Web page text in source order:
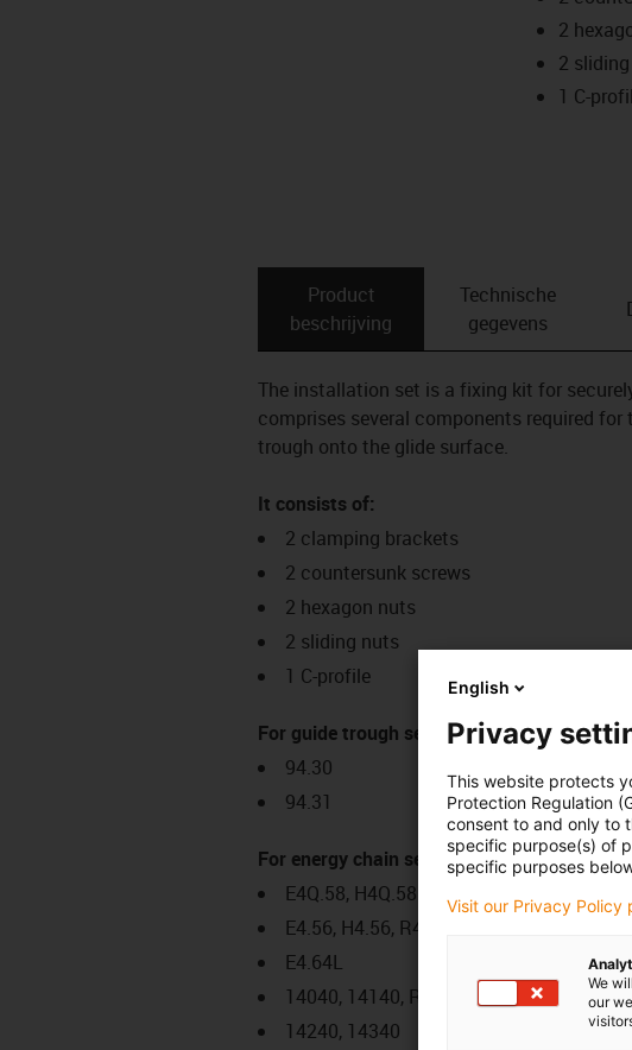
2
2
1 C-
Product
beschrijving
Technische
gegevens
The installation set is a fixing kit for
comprises several components required
trough onto the glide surface.
It consists of:
2 clamping brackets
2 countersunk screws
2 hexagon nuts
2 sliding nuts
1 C-profile
For guide trough series:
94.30
94.31
For energy chain series:
E4Q.58, H4Q.58
E4.56, H4.56, R4.56
E4.64L
14040, 14140, R18840
14240, 14340
English
Privacy
This website protects
Protection Regulation
consent to and only to
specific purpose(s) of
specific purposes
Visit our Privacy Policy
We
our